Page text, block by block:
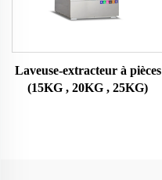
Laveuse-extracteur à pièces
(15KG , 20KG , 25KG)